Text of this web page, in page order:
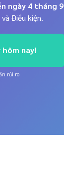
ngày 4 tháng 9
Điều kiện.
hôm nay!
rủi ro